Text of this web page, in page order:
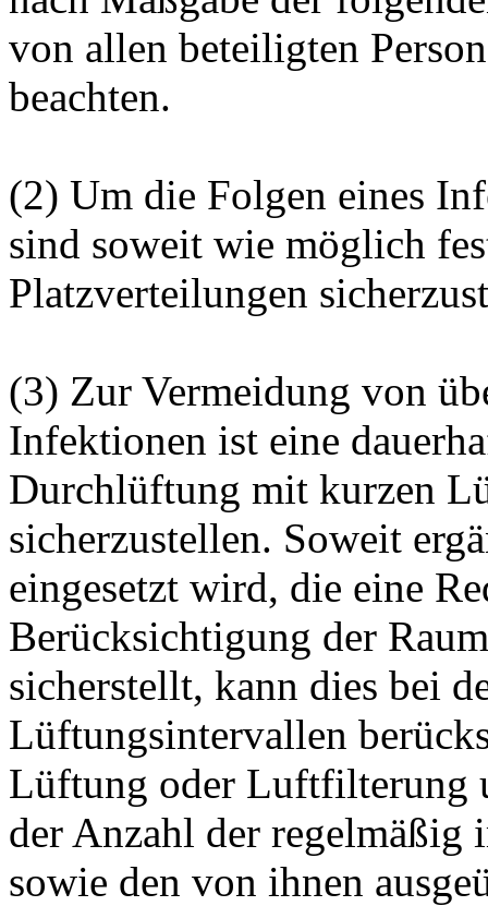
von allen beteiligten
beachten.
(2) Um die Folgen eines
sind soweit wie möglich
Platzverteilungen
(3) Zur Vermeidung von
Infektionen ist eine
Durchlüftung mit kurzen
sicherzustellen. Soweit
eingesetzt wird, die eine
Berücksichtigung der
sicherstellt, kann dies bei
Lüftungsintervallen
Lüftung oder Luftfilterung
der Anzahl der regelmäßig
sowie den von ihnen